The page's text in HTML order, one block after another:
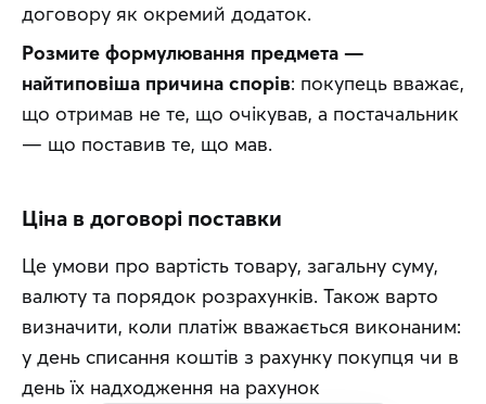
договору як окремий додаток.
Розмите формулювання предмета —
найтиповіша причина спорів: покупець вважає,
що отримав не те, що очікував, а постачальник
— що поставив те, що мав.
Ціна в договорі поставки
Це умови про вартість товару, загальну суму,
валюту та порядок розрахунків. Також варто
визначити, коли платіж вважається виконаним:
у день списання коштів з рахунку покупця чи в
день їх надходження на рахунок